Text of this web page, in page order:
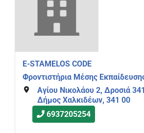
E-STAMELOS CODE
Φροντιστήρια Μέσης
Αγίου Νικολάου 2, Δροσιά
Δήμος Χαλκιδέων, 341 00
6937205254